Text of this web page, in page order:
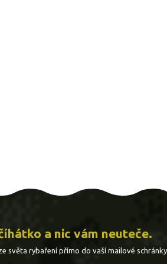
a nic vám neuteče.
světa rybaření přímo do vaší mailové